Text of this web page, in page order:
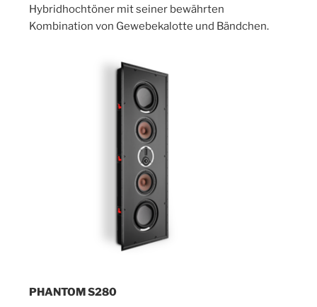
Hybridhochtöner mit seiner bewährten
Kombination von Gewebekalotte und Bändchen.
PHANTOM S280